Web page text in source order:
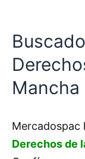
Mancha
Mercadospac
Derechos de